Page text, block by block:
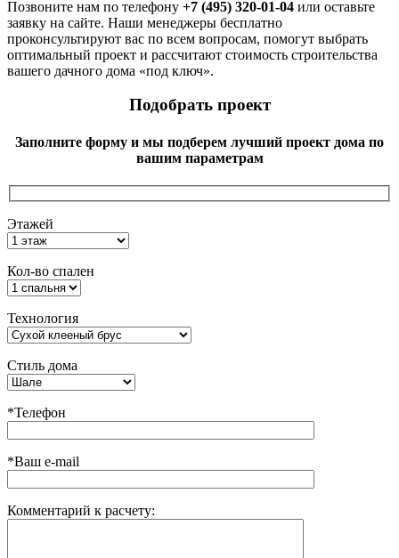
Позвоните нам по телефону +7 (495) 320-01-04 или оставьте
заявку на сайте. Наши менеджеры бесплатно
проконсультируют вас по всем вопросам, помогут выбрать
оптимальный проект и рассчитают стоимость строительства
вашего дачного дома «под ключ».
Подобрать проект
Заполните форму и мы подберем лучший проект дома по
вашим параметрам
Этажей
Кол-во спален
Технология
Стиль дома
*Телефон
*Ваш e-mail
Комментарий к расчету: